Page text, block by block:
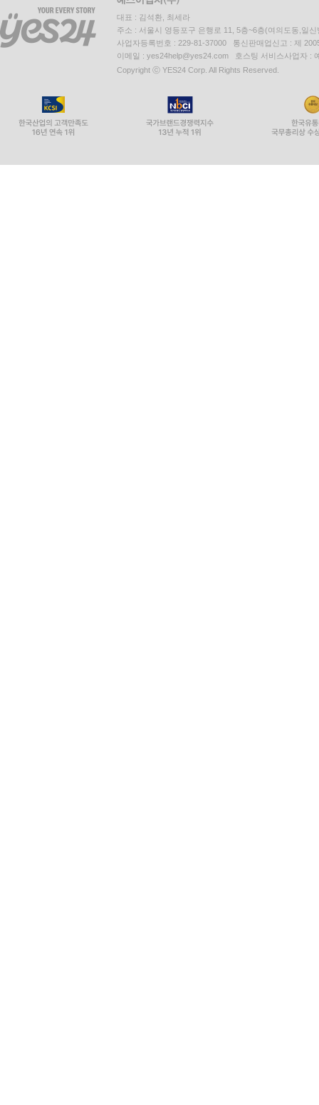
대표 : 김석환, 최세라
주소 : 서울시 영등포구 은행로 11, 5층~6층(여의도동,일신
사업자등록번호 : 229-81-37000 통신판매업신고 : 제
이메일 : yes24help@yes24.com 호스팅 서비스사업자 :
Copyright ⓒ YES24 Corp. All Rights Reserved.